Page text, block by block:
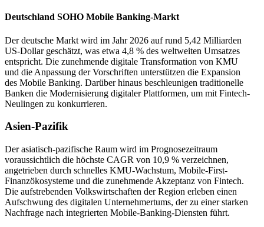
Deutschland SOHO Mobile Banking-Markt
Der deutsche Markt wird im Jahr 2026 auf rund 5,42 Milliarden
US-Dollar geschätzt, was etwa 4,8 % des weltweiten Umsatzes
entspricht. Die zunehmende digitale Transformation von KMU
und die Anpassung der Vorschriften unterstützen die Expansion
des Mobile Banking. Darüber hinaus beschleunigen traditionelle
Banken die Modernisierung digitaler Plattformen, um mit Fintech-
Neulingen zu konkurrieren.
Asien-Pazifik
Der asiatisch-pazifische Raum wird im Prognosezeitraum
voraussichtlich die höchste CAGR von 10,9 % verzeichnen,
angetrieben durch schnelles KMU-Wachstum, Mobile-First-
Finanzökosysteme und die zunehmende Akzeptanz von Fintech.
Die aufstrebenden Volkswirtschaften der Region erleben einen
Aufschwung des digitalen Unternehmertums, der zu einer starken
Nachfrage nach integrierten Mobile-Banking-Diensten führt.